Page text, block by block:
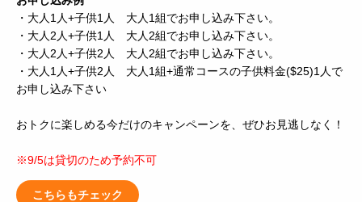
・大人1人+子供1人 大人1組でお申し込み下さい。
・大人2人+子供1人 大人2組でお申し込み下さい。
・大人2人+子供2人 大人2組でお申し込み下さい。
・大人1人+子供2人 大人1組+通常コースの子供料金($25)1人で
お申し込み下さい
おトクに楽しめる今だけのキャンペーンを、ぜひお見逃しなく！
※9/5は貸切のため予約不可
こちらもチェック